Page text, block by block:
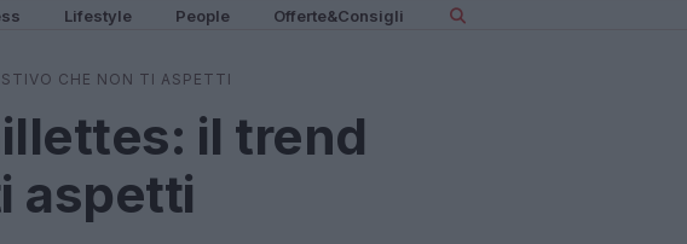
Lifestyle People Offerte&Consigli
CHE NON TI ASPETTI
il trend
aspetti